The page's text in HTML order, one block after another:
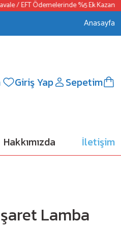
/ EFT Ödemelerinde %5 Ek Kazanç
Anasayfa
Giriş Yap Sepetim
Hakkımızda İletişim
Lamba